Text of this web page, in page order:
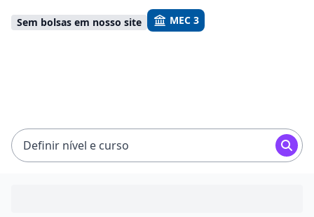
Sem bolsas em nosso site MEC 3
Definir nível e curso